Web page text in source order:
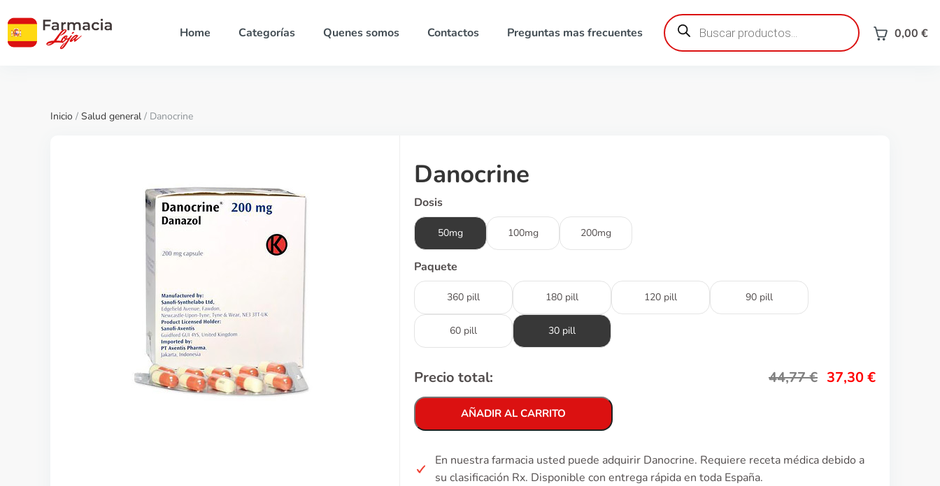
Home Categorías Quenes somos Contactos Preguntas mas frecuentes
Búsqueda
de
productos 0,00 €
Inicio / Salud general / Danocrine
Danocrine
Dosis
50mg 100mg 200mg
Paquete
360 pill 180 pill 120 pill 90 pill
60 pill 30 pill
Precio total: 44,77€ 37,30€
AÑADIR AL CARRITO
En nuestra farmacia usted puede adquirir Danocrine. Requiere receta médica debido a
su clasificación Rx. Disponible con entrega rápida en toda España.